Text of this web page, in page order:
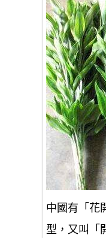
中國有「花
型，又叫「